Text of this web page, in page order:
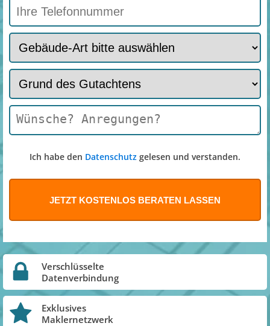
Ich habe den Datenschutz gelesen und verstanden.
Verschlüsselte
Datenverbindung
Exklusives
Maklernetzwerk